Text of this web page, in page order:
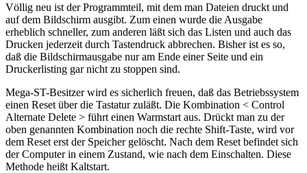
Völlig neu ist der Programmteil, mit dem man Dateien druckt und
auf dem Bildschirm ausgibt. Zum einen wurde die Ausgabe
erheblich schneller, zum anderen läßt sich das Listen und auch das
Drucken jederzeit durch Tastendruck abbrechen. Bisher ist es so,
daß die Bildschirmausgabe nur am Ende einer Seite und ein
Druckerlisting gar nicht zu stoppen sind.
Mega-ST-Besitzer wird es sicherlich freuen, daß das Betriebssystem
einen Reset über die Tastatur zuläßt. Die Kombination < Control
Alternate Delete > führt einen Warmstart aus. Drückt man zu der
oben genannten Kombination noch die rechte Shift-Taste, wird vor
dem Reset erst der Speicher gelöscht. Nach dem Reset befindet sich
der Computer in einem Zustand, wie nach dem Einschalten. Diese
Methode heißt Kaltstart.